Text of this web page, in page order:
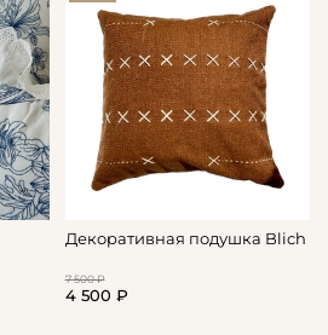
Декоративная подушка Blich
7 500 ₽
4 500 ₽